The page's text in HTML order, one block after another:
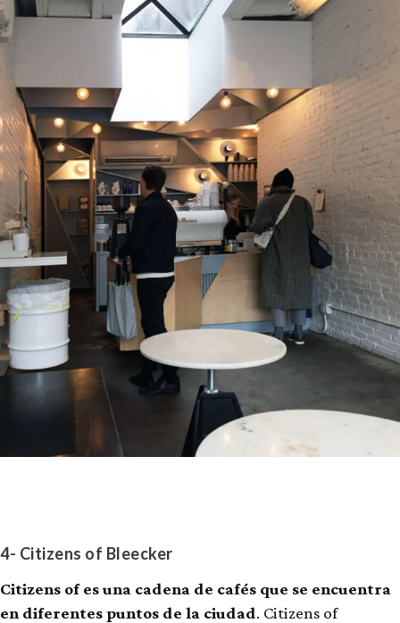
4- Citizens of Bleecker
Citizens of es una cadena de cafés que se encuentra
en diferentes puntos de la ciudad. Citizens of